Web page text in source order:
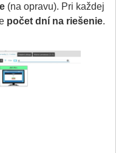
(na opravu). Pri každej
počet dní na riešenie.